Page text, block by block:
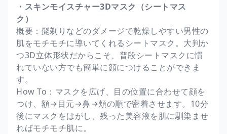
・スキンモイスチャー3Dマスク（シートマス
ク）
概要：髭剃りなどのダメージで乾燥しやすい男性の
肌をモチモチに導いてくれるシートマスク。大判か
つ3D立体形状だからこそ、普段シートマスクに慣
れていない方でも簡単に顔につけることができま
す。
How To：マスクを広げ、目の位置に合わせて顔を
つけ、額→目元→鼻→頬の順で密着させます。10分
後にマスクをはがし、残った美容液を肌に馴染ませ
ればモチモチ肌に。